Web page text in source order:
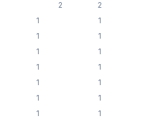
2
2
1
1
1
1
1
1
1
1
1
1
1
1
1
1